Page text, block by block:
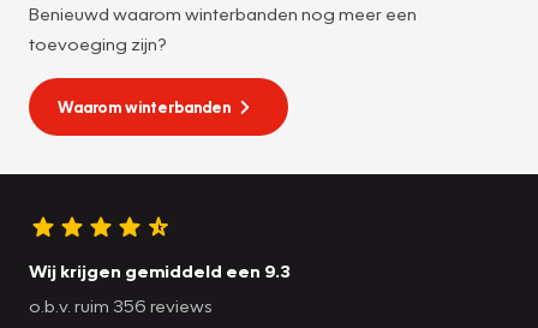
Benieuwd waarom winterbanden nog meer een
toevoeging zijn?
Waarom winterbanden
Wij krijgen gemiddeld een 9.3
o.b.v. ruim 356 reviews